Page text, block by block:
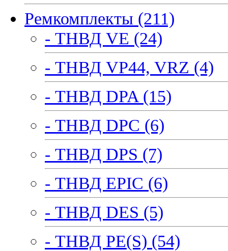
Ремкомплекты (211)
- ТНВД VE (24)
- ТНВД VP44, VRZ (4)
- ТНВД DPA (15)
- ТНВД DPC (6)
- ТНВД DPS (7)
- ТНВД EPIC (6)
- ТНВД DES (5)
- ТНВД PE(S) (54)